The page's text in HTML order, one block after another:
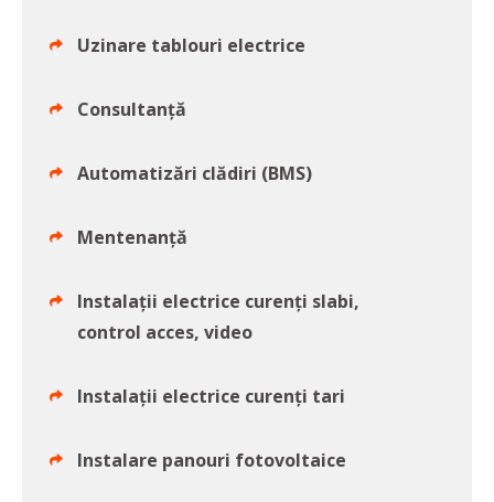
Uzinare tablouri electrice
Consultanță
Automatizări clădiri (BMS)
Mentenanță
Instalații electrice curenți slabi,
control acces, video
Instalații electrice curenți tari
Instalare panouri fotovoltaice